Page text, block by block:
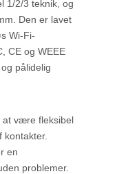
1/2/3 teknik, og
Den er lavet
Wi-Fi-
CE og WEEE
pålidelig
at være fleksibel
kontakter.
en
problemer.